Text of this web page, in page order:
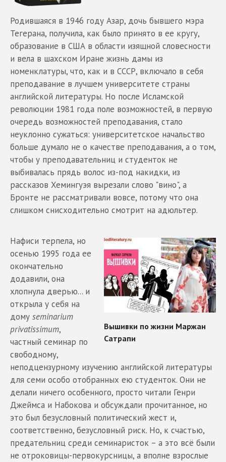
Родившаяся в 1946 году Азар, дочь бывшего мэра
Тегерана, получила, как было принято в ее кругу,
образование в США в области изящной словесности
и вела в шахском Иране жизнь дамы из
номенклатуры, что, как и в СССР, включало в себя
преподавание в лучшем университете страны
английской литературы. Но после Исламской
революции 1981 года поле возможностей, в первую
очередь возможностей преподавания, стало
неуклонно сужаться: университетское начальство
больше думало не о качестве преподавания, а о том,
чтобы у преподавательниц и студенток не
выбивалась прядь волос из-под накидки, из
рассказов Хемингуэя вырезали слово "вино", а
Бронте не рассматривали вовсе, потому что она
слишком снисходительно смотрит на адюльтер.
Нафиси терпела, но
осенью 1995 года ее
окончательно
додавили, она
хлопнула дверью... и
открыла у себя на
дому seminarium
privatissimum,
частный семинар по
свободному,
неподцензурному изучению английской литературы
для семи особо отобранных ею студенток. Они не
делали ничего особенного, просто читали Генри
Джеймса и Набокова и обсуждали прочитанное, но
это был безусловный политический жест и,
соответственно, безусловный риск. Но, к счастью,
предательниц среди семинаристок – а это всё были
не отроковицы-первокурсницы, а вполне взрослые